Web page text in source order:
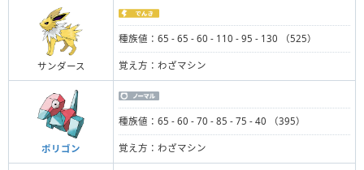
サンダース
種族値：65 - 65 - 60 - 110 - 95 - 130 （525）
覚え方：わざマシン
ポリゴン
種族値：65 - 60 - 70 - 85 - 75 - 40 （395）
覚え方：わざマシン